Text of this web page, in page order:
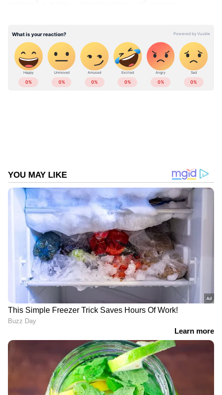
കാര്യങ്ങള്‍ ശ്രദ്ധിക്കുന്നത് തീര്‍ച്ചയായും
വയറിന്‍റെ ആരോഗ്യം മെച്ചപ്പെടുത്തുകയും
വയറിനെ ബാധിക്കുന്ന പല പ്രശ്നങ്ങള്‍
പ്രതിരോധിക്കപ്പെടുകയും ചെയ്യാറുണ്ട്.
ഫൈബറടങ്ങിയ ഭക്ഷണം കഴിക്കേണ്ടതുണ്ട്.
അതേസമയം കുടല്‍വീക്കം പോലുള്ള ചില
രോഗങ്ങളും ആരോഗ്യപ്രശ്നങ്ങളും ഉള്ളവര്‍
ഫൈബര്‍ നിയന്ത്രിക്കുന്നതാണ് ഉചിതം.
മറ്റുള്ളവര്‍ നിര്‍ബന്ധമായും കഴിക്കേണ്ടതാണ്
ഫൈബറടങ്ങിയ ഭക്ഷണങ്ങള്‍. ഫൈബര്‍ രണ്ട്
തരത്തിലാണുള്ളത്.